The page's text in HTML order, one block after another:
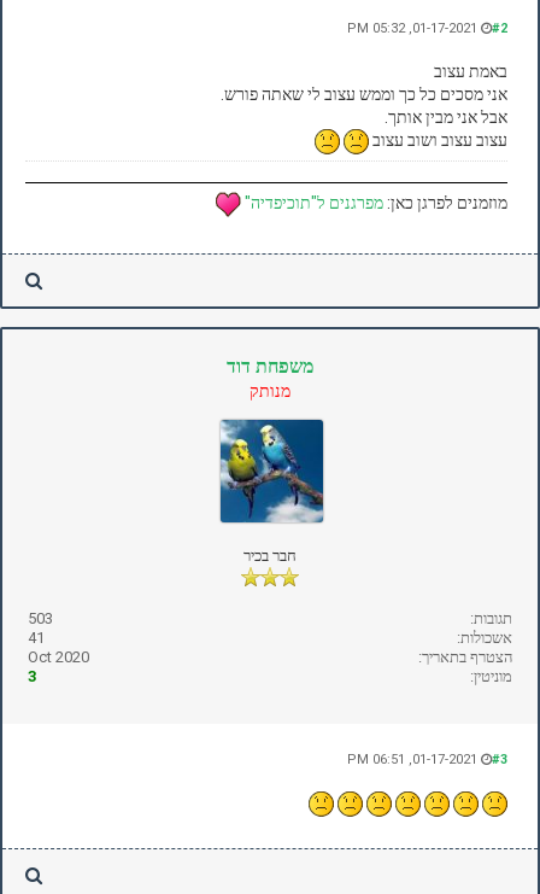
#2
באמת עצוב
אני מסכים כל כך וממש עצוב לי שאתה פורש.
אבל אני מבין אותך.
עצוב עצוב ושוב עצוב
מוזמנים לפרגן כאן: מפרגנים ל"תוכיפדיה"
משפחת דוד
מנותק
חבר בכיר
תגובות:
503
אשכולות:
41
הצטרף בתאריך:
Oct 2020
מוניטין:
3
#3